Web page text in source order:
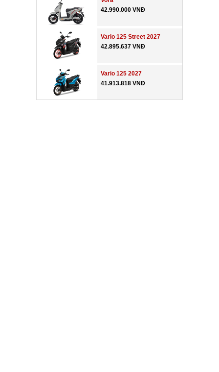
42.990.000 VNĐ
Vario 125 Street 2027
42.895.637 VNĐ
Vario 125 2027
41.913.818 VNĐ